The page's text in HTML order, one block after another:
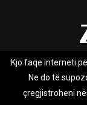
Rreth nesh
Zhurnal.mk është
Kjo faqe interneti
Ne do të
çregjistroheni